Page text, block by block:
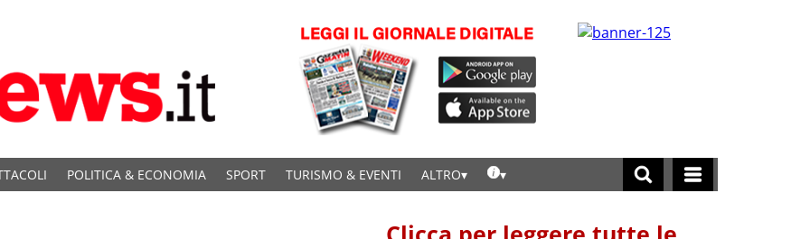
POLITICA & ECONOMIA SPORT TURISMO & EVENTI ALTRO